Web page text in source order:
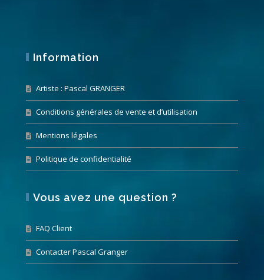
Information
Artiste : Pascal GRANGER
Conditions générales de vente et d’utilisation
Mentions légales
Politique de confidentialité
Vous avez une question ?
FAQ Client
Contacter Pascal Granger